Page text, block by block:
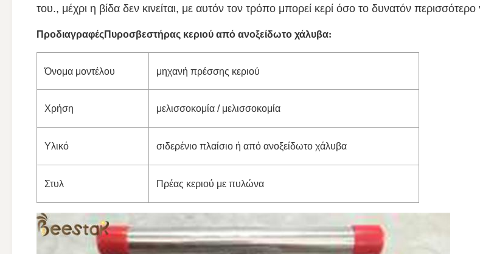
του., μέχρι η βίδα δεν κινείται, με αυτόν τον τρόπο μπορεί κερί όσο το δυνατόν περισσότερο
ΠροδιαγραφέςΠυροσβεστήρας κεριού από ανοξείδωτο χάλυβα:
Όνομα μοντέλου μηχανή πρέσσης κεριού
Χρήση μελισσοκομία / μελισσοκομία
Υλικό σιδερένιο πλαίσιο ή από ανοξείδωτο χάλυβα
Στυλ Πρέας κεριού με πυλώνα